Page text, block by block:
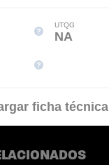
UTQG
NA
ficha técnica